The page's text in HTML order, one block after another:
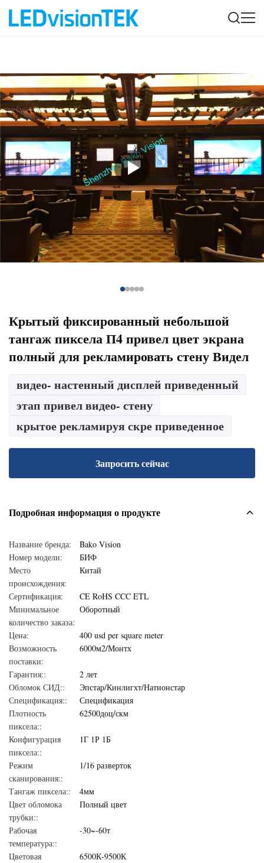
Крытый фиксированный небольшой
тангаж пиксела П4 привел цвет экрана
полный для рекламировать стену Видел
видео- настенный дисплей приведенный
этап привел видео- стену
крытое рекламируя скре приведенное
Запросить сейчас
Подробная информация о продукте
Название бренда:
Bako Vision
Номер модели:
БИФ
Место
происхождения:
Китай
Сертификация:
CE RoHS CCC ETL
Минимальное
количество заказа:
Оборотный
Цена:
400 usd per square meter
Возможность
поставки:
6000м2/Монтх
Гарантия::
2 лет
Обломок СИД::
Эпстар/Кинлигхт/Натионстар
Спецификация::
Спецификация
Плотность
пиксела::
62500доц/скм
Конфигурация
пиксела::
1Г 1Р 1Б
Режим
сканирования::
1/16 разверток
Тангаж пиксела::
4мм
Цвет обломока
трубки::
Полный цвет
Рабочая
температура::
-30~-60т
Цветовая
6500К-9500К